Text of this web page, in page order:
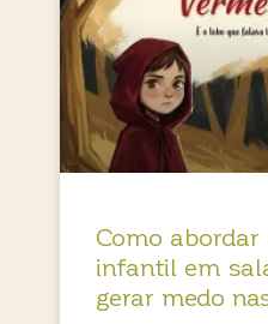
Como abordar
infantil em
gerar medo